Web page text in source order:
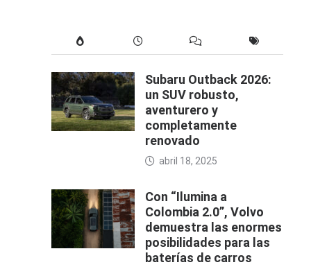
Subaru Outback 2026:
un SUV robusto,
aventurero y
completamente
renovado
abril 18, 2025
Con “Ilumina a
Colombia 2.0”, Volvo
demuestra las enormes
posibilidades para las
baterías de carros